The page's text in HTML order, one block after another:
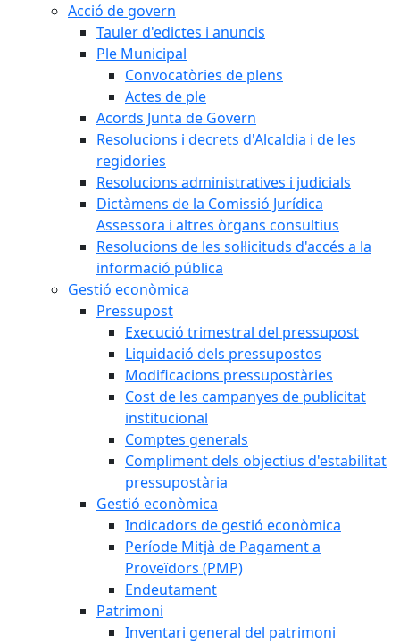
Acció de govern
Tauler d'edictes i anuncis
Ple Municipal
Convocatòries de plens
Actes de ple
Acords Junta de Govern
Resolucions i decrets d'Alcaldia i de les
regidories
Resolucions administratives i judicials
Dictàmens de la Comissió Jurídica
Assessora i altres òrgans consultius
Resolucions de les sol·licituds d'accés a la
informació pública
Gestió econòmica
Pressupost
Execució trimestral del pressupost
Liquidació dels pressupostos
Modificacions pressupostàries
Cost de les campanyes de publicitat
institucional
Comptes generals
Compliment dels objectius d'estabilitat
pressupostària
Gestió econòmica
Indicadors de gestió econòmica
Període Mitjà de Pagament a
Proveïdors (PMP)
Endeutament
Patrimoni
Inventari general del patrimoni